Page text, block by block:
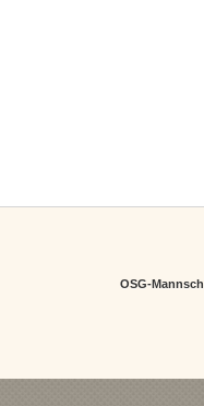
OSG-